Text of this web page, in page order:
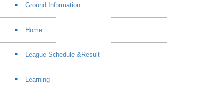
Ground Information
Home
League Schedule &Result
Learning